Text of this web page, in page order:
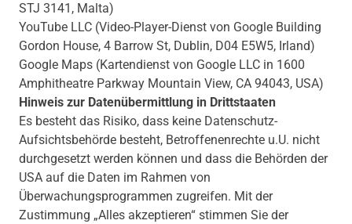
STJ 3141, Malta)
YouTube LLC (Video-Player-Dienst von Google Building
Gordon House, 4 Barrow St, Dublin, D04 E5W5, Irland)
Google Maps (Kartendienst von Google LLC in 1600
Amphitheatre Parkway Mountain View, CA 94043, USA)
Hinweis zur Datenübermittlung in Drittstaaten
Es besteht das Risiko, dass keine Datenschutz-
Aufsichtsbehörde besteht, Betroffenenrechte u.U. nicht
durchgesetzt werden können und dass die Behörden der
USA auf die Daten im Rahmen von
Überwachungsprogrammen zugreifen. Mit der
Zustimmung „Alles akzeptieren“ stimmen Sie der